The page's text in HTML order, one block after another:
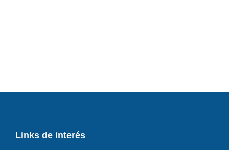
Links de interés